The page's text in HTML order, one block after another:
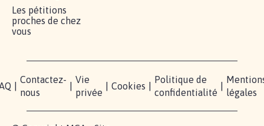
Les pétitions
proches de chez
vous
Contactez-
nous
Vie
privée
Cookies
Politique de
confidentialité
légales